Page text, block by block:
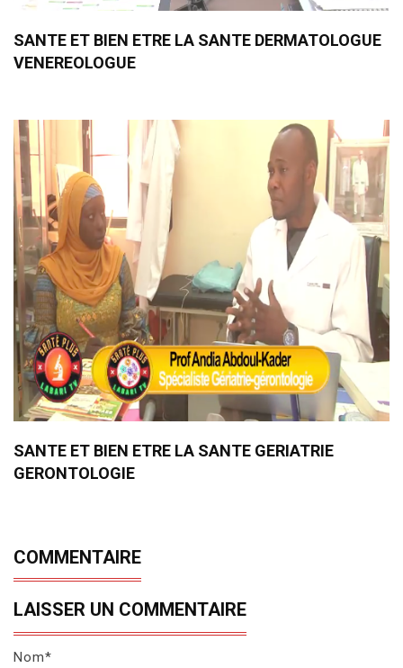
SANTE ET BIEN ETRE LA SANTE DERMATOLOGUE
VENEREOLOGUE
SANTE ET BIEN ETRE LA SANTE GERIATRIE
GERONTOLOGIE
COMMENTAIRE
LAISSER UN COMMENTAIRE
Nom*